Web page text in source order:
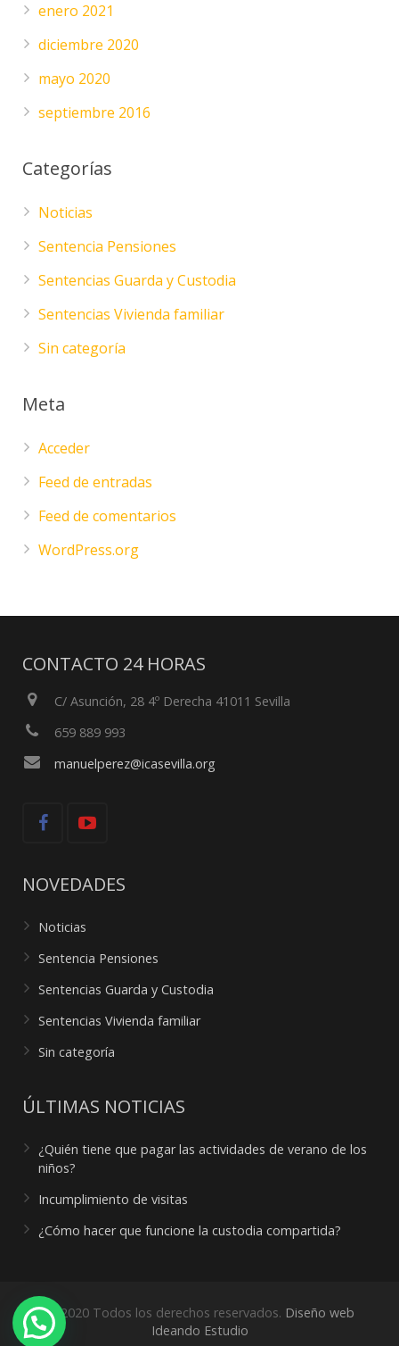
enero 2021
diciembre 2020
mayo 2020
septiembre 2016
Categorías
Noticias
Sentencia Pensiones
Sentencias Guarda y Custodia
Sentencias Vivienda familiar
Sin categoría
Meta
Acceder
Feed de entradas
Feed de comentarios
WordPress.org
CONTACTO 24 HORAS
C/ Asunción, 28 4º Derecha 41011 Sevilla
659 889 993
manuelperez@icasevilla.org
NOVEDADES
Noticias
Sentencia Pensiones
Sentencias Guarda y Custodia
Sentencias Vivienda familiar
Sin categoría
ÚLTIMAS NOTICIAS
¿Quién tiene que pagar las actividades de verano de los
niños?
Incumplimiento de visitas
¿Cómo hacer que funcione la custodia compartida?
© 2020 Todos los derechos reservados. Diseño web
Ideando Estudio
¿Necesitas ayuda?